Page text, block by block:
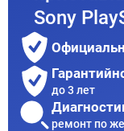
Sony
до 3 лет
ремонт по